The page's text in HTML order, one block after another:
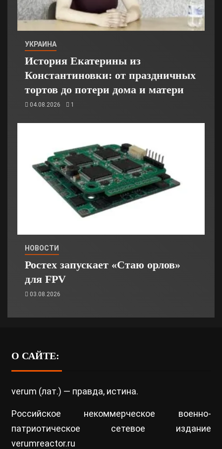
УКРАИНА
История Екатерины из
Константиновки: от праздничных
тортов до потери дома и матери
04.08.2026 1
НОВОСТИ
Ростех запускает «Стаю орлов»
для FPV
03.08.2026
О САЙТЕ:
verum (лат.) — правда, истина.
Российское некоммерческое военно-
патриотическое сетевое издание
verumreactor.ru